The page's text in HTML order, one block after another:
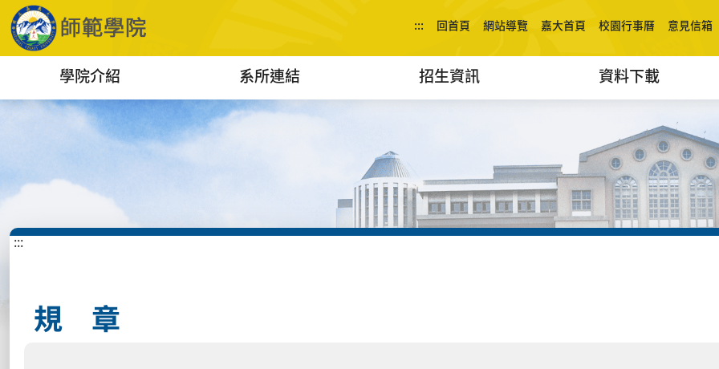
::: 回首頁 網站導覽 嘉大首頁 校園行事曆 意見信箱
學院介紹 系所連結 招生資訊 資料下載
:::
規 章